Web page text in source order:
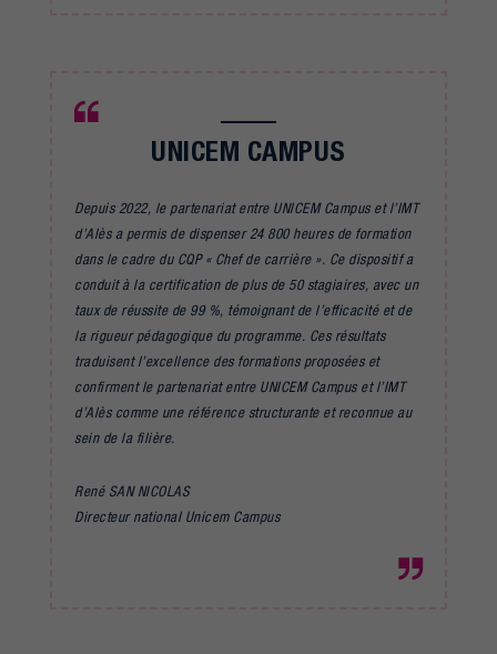
UNICEM CAMPUS
Depuis 2022, le partenariat entre UNICEM Campus et l’IMT
d’Alès a permis de dispenser 24 800 heures de formation
dans le cadre du CQP « Chef de carrière ». Ce dispositif a
conduit à la certification de plus de 50 stagiaires, avec un
taux de réussite de 99 %, témoignant de l’efficacité et de
la rigueur pédagogique du programme. Ces résultats
traduisent l’excellence des formations proposées et
confirment le partenariat entre UNICEM Campus et l’IMT
d’Alès comme une référence structurante et reconnue au
sein de la filière.
René SAN NICOLAS
Directeur national Unicem Campus